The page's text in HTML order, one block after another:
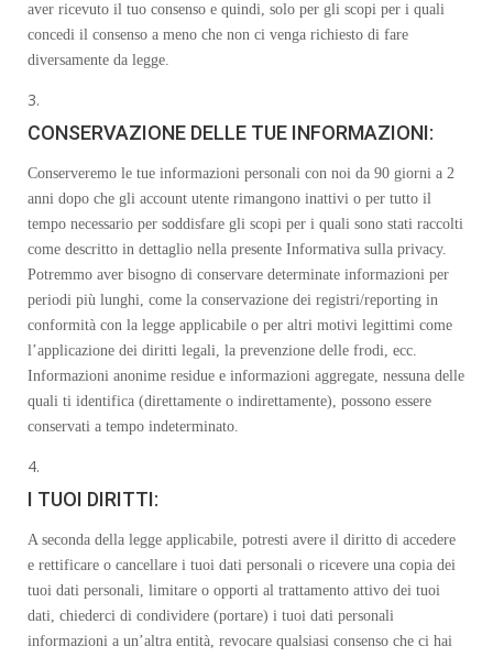
aver ricevuto il tuo consenso e quindi, solo per gli scopi per i quali
concedi il consenso a meno che non ci venga richiesto di fare
diversamente da legge.
CONSERVAZIONE DELLE TUE INFORMAZIONI:
Conserveremo le tue informazioni personali con noi da 90 giorni a 2
anni dopo che gli account utente rimangono inattivi o per tutto il
tempo necessario per soddisfare gli scopi per i quali sono stati raccolti
come descritto in dettaglio nella presente Informativa sulla privacy.
Potremmo aver bisogno di conservare determinate informazioni per
periodi più lunghi, come la conservazione dei registri/reporting in
conformità con la legge applicabile o per altri motivi legittimi come
l’applicazione dei diritti legali, la prevenzione delle frodi, ecc.
Informazioni anonime residue e informazioni aggregate, nessuna delle
quali ti identifica (direttamente o indirettamente), possono essere
conservati a tempo indeterminato.
I TUOI DIRITTI:
A seconda della legge applicabile, potresti avere il diritto di accedere
e rettificare o cancellare i tuoi dati personali o ricevere una copia dei
tuoi dati personali, limitare o opporti al trattamento attivo dei tuoi
dati, chiederci di condividere (portare) i tuoi dati personali
informazioni a un’altra entità, revocare qualsiasi consenso che ci hai